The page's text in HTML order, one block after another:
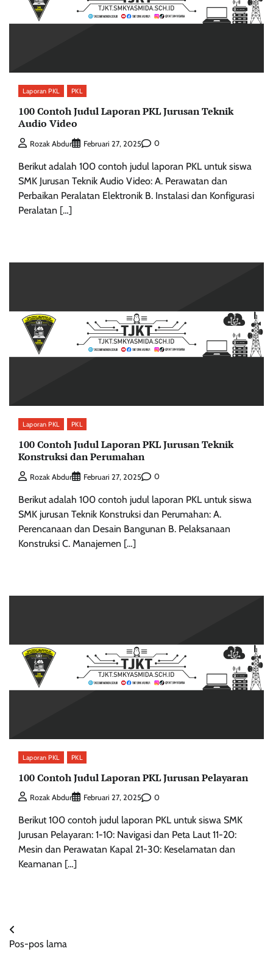
Laporan PKL PKL
100 Contoh Judul Laporan PKL Jurusan Teknik
Audio Video
Rozak Abdur Februari 27, 2025 0
Berikut adalah 100 contoh judul laporan PKL untuk siswa
SMK Jurusan Teknik Audio Video: A. Perawatan dan
Perbaikan Peralatan Elektronik B. Instalasi dan Konfigurasi
Peralatan […]
Laporan PKL PKL
100 Contoh Judul Laporan PKL Jurusan Teknik
Konstruksi dan Perumahan
Rozak Abdur Februari 27, 2025 0
Berikut adalah 100 contoh judul laporan PKL untuk siswa
SMK jurusan Teknik Konstruksi dan Perumahan: A.
Perencanaan dan Desain Bangunan B. Pelaksanaan
Konstruksi C. Manajemen […]
Laporan PKL PKL
100 Contoh Judul Laporan PKL Jurusan Pelayaran
Rozak Abdur Februari 27, 2025 0
Berikut 100 contoh judul laporan PKL untuk siswa SMK
Jurusan Pelayaran: 1-10: Navigasi dan Peta Laut 11-20:
Mesin dan Perawatan Kapal 21-30: Keselamatan dan
Keamanan […]
Navigasi
Pos-pos lama